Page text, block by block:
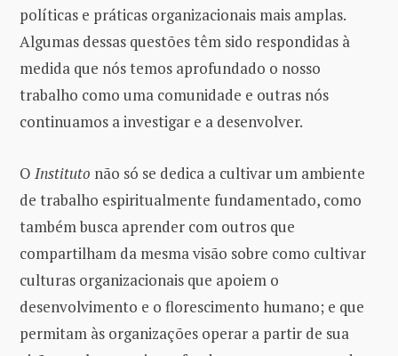
políticas e práticas organizacionais mais amplas.
Algumas dessas questões têm sido respondidas à
medida que nós temos aprofundado o nosso
trabalho como uma comunidade e outras nós
continuamos a investigar e a desenvolver.
O Instituto não só se dedica a cultivar um ambiente
de trabalho espiritualmente fundamentado, como
também busca aprender com outros que
compartilham da mesma visão sobre como cultivar
culturas organizacionais que apoiem o
desenvolvimento e o florescimento humano; e que
permitam às organizações operar a partir de sua